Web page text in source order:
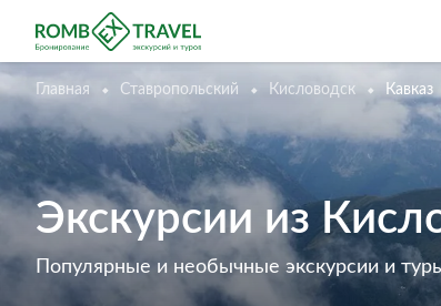
Главная Ставропольский Кисловодск Кавказ
Экскурсии из
Популярные и необычные экскурсии и